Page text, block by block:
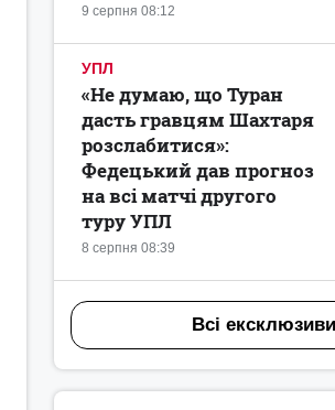
9 серпня 08:12
УПЛ
8 серпня 08:39
«Не думаю, що Туран
дасть гравцям Шахтаря
розслабитися»:
Федецький дав прогноз
на всі матчі другого
туру УПЛ
Всі ексклюзиви